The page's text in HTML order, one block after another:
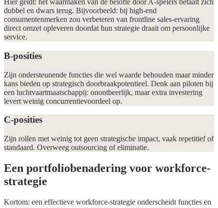
Hier geldt: het waarmaken van de belofte door A-spelers betaalt zich
dubbel en dwars terug. Bijvoorbeeld: bij high-end
consumentenmerken zou verbeteren van frontline sales-ervaring
direct omzet opleveren doordat hun strategie draait om persoonlijke
service.
B-posities
Zijn ondersteunende functies die wel waarde behouden maar minder
kans bieden op strategisch doorbraakpotentieel. Denk aan piloten bij
een luchtvaartmaatschappij: onontbeerlijk, maar extra investering
levert weinig concurrentievoordeel op.
C-posities
Zijn rollen met weinig tot geen strategische impact, vaak repetitief of
standaard. Overweeg outsourcing of eliminatie.
Een portfoliobenadering voor workforce-
strategie
Kortom: een effectieve workforce-strategie onderscheidt functies en